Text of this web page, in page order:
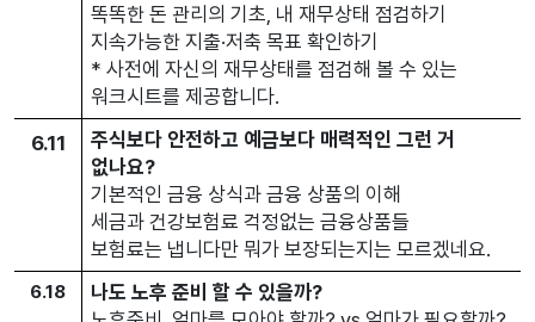
똑똑한 돈 관리의 기초, 내 재무상태 점검하기
지속가능한 지출·저축 목표 확인하기
* 사전에 자신의 재무상태를 점검해 볼 수 있는
워크시트를 제공합니다.
6.11
주식보다 안전하고 예금보다 매력적인 그런 거
없나요?
기본적인 금융 상식과 금융 상품의 이해
세금과 건강보험료 걱정없는 금융상품들
보험료는 냅니다만 뭐가 보장되는지는 모르겠네요.
6.18
나도 노후 준비 할 수 있을까?